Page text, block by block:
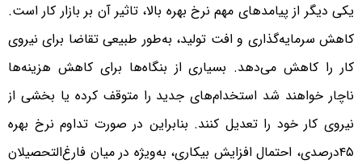
یکی دیگر از پیامدهای مهم نرخ بهره بالا، تاثیر آن بر بازار کار است.
کاهش سرمایه‌گذاری و افت تولید، به‌طور طبیعی تقاضا برای نیروی
کار را کاهش می‌دهد. بسیاری از بنگاه‌ها برای کاهش هزینه‌ها
ناچار خواهند شد استخدام‌های جدید را متوقف کرده یا بخشی از
نیروی کار خود را تعدیل کنند. بنابراین در صورت تداوم نرخ بهره
۴۵درصدی، احتمال افزایش بیکاری، به‌ویژه در میان فارغ‌التحصیلان